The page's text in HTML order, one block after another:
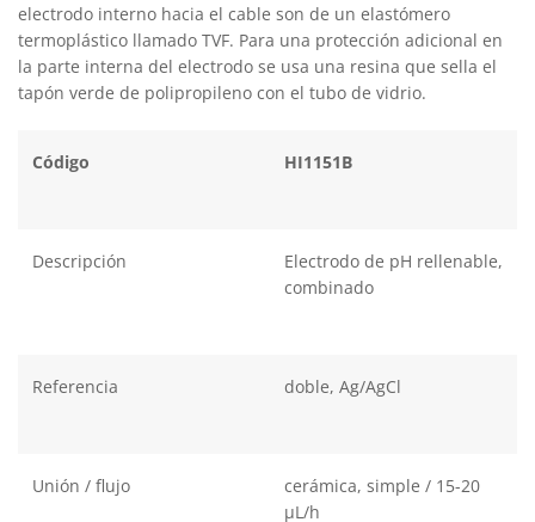
electrodo interno hacia el cable son de un elastómero
termoplástico llamado TVF. Para una protección adicional en
la parte interna del electrodo se usa una resina que sella el
tapón verde de polipropileno con el tubo de vidrio.
Código HI1151B
Descripción
Electrodo de pH rellenable,
combinado
Referencia doble, Ag/AgCl
Unión / flujo
cerámica, simple / 15-20
µL/h